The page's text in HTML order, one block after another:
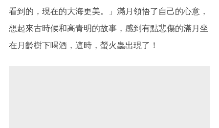
看到的，現在的大海更美。」滿月領悟了自己的心意，
想起來古時候和高青明的故事，感到有點悲傷的滿月坐
在月齡樹下喝酒，這時，螢火蟲出現了！